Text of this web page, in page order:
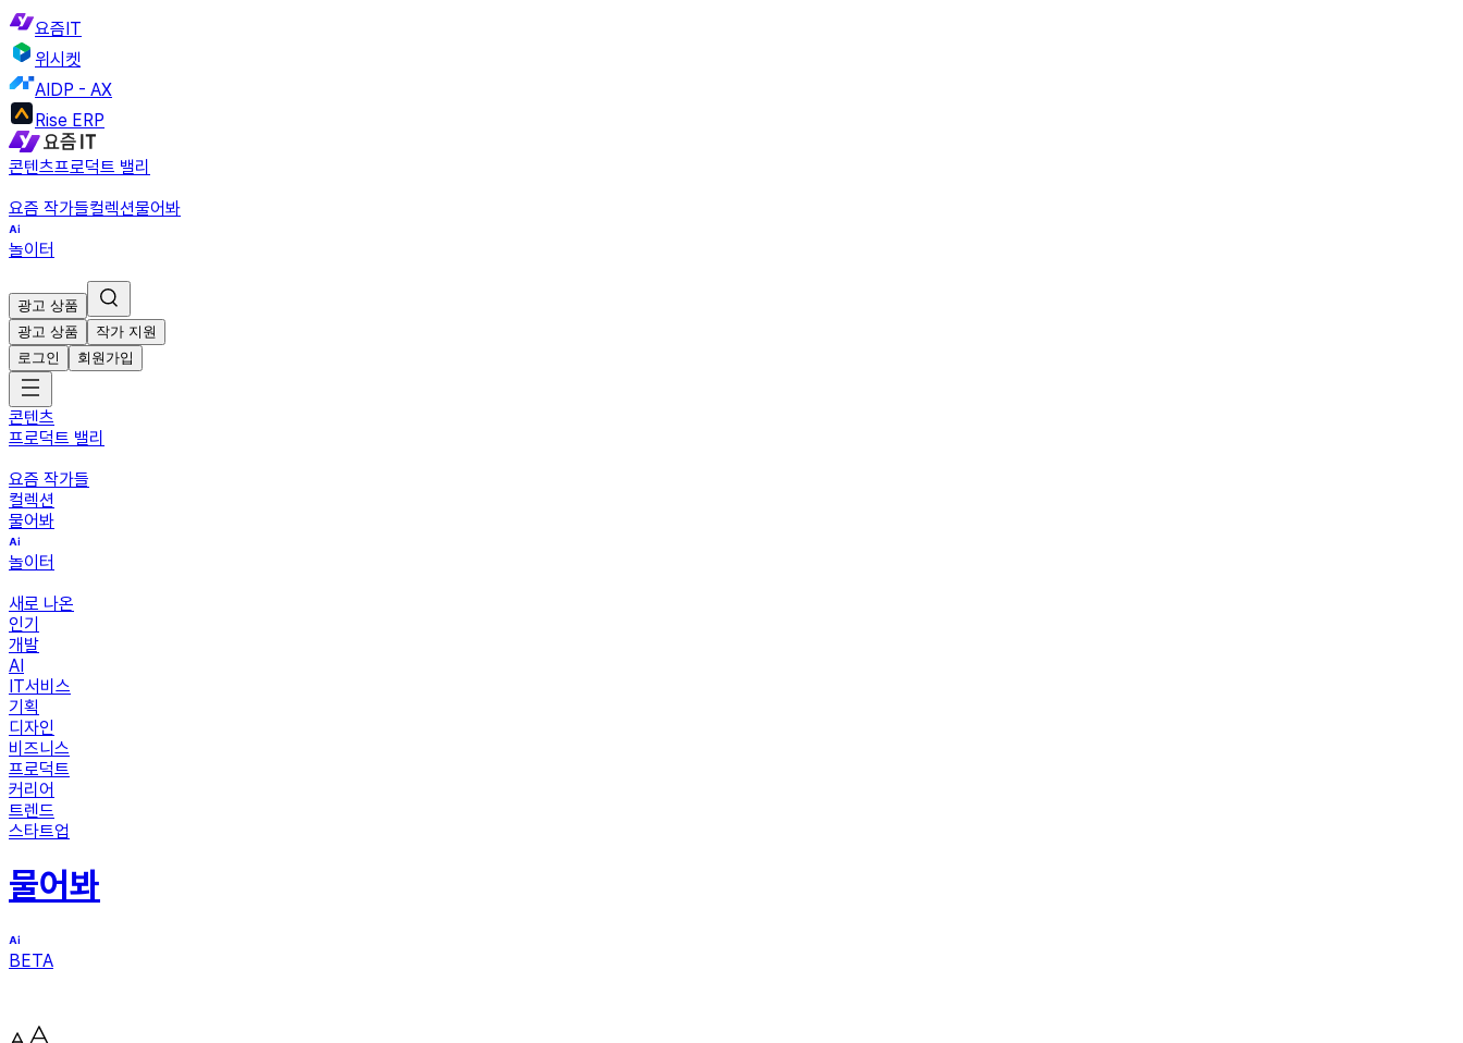
요즘IT
위시켓
AIDP - AX
Rise ERP
콘텐츠프로덕트 밸리
요즘 작가들컬렉션물어봐
놀이터
광고 상품
광고 상품
작가 지원
로그인
회원가입
콘텐츠
프로덕트 밸리
요즘 작가들
컬렉션
물어봐
놀이터
새로 나온
인기
개발
AI
IT서비스
기획
디자인
비즈니스
프로덕트
커리어
트렌드
스타트업
물어봐
BETA